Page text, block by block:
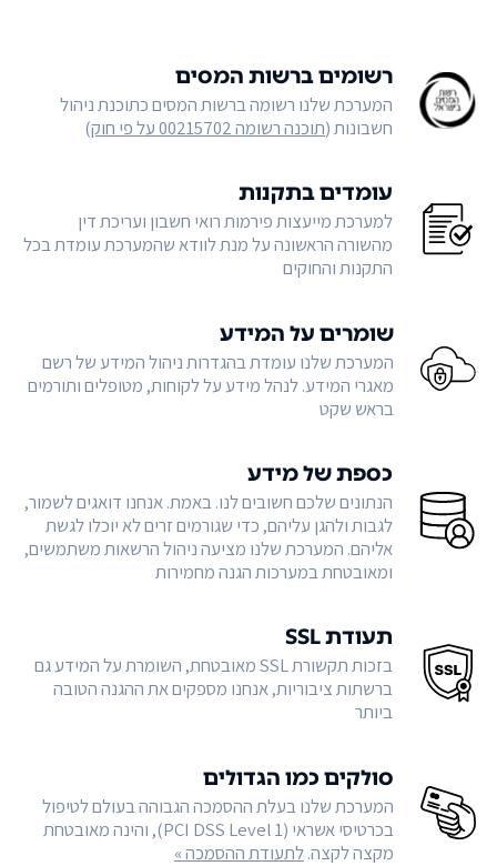
רשומים ברשות המסים
המערכת שלנו רשומה ברשות המסים כתוכנת ניהול
חשבונות (תוכנה רשומה 00215702 על פי חוק )
עומדים בתקנות
למערכת מייעצות פירמות רואי חשבון ועריכת דין
מהשורה הראשונה על מנת לוודא שהמערכת עומדת בכל
התקנות והחוקים
שומרים על המידע
המערכת שלנו עומדת בהגדרות ניהול המידע של רשם
מאגרי המידע. לנהל מידע על לקוחות, מטופלים ותורמים
בראש שקט
כספת של מידע
הנתונים שלכם חשובים לנו. באמת. אנחנו דואגים לשמור,
לגבות ולהגן עליהם, כדי שגורמים זרים לא יוכלו לגשת
אליהם. המערכת שלנו מציעה ניהול הרשאות משתמשים,
ומאובטחת במערכות הגנה מחמירות
תעודת SSL
בזכות תקשורת SSL מאובטחת, השומרת על המידע גם
ברשתות ציבוריות, אנחנו מספקים את ההגנה הטובה
ביותר
סולקים כמו הגדולים
המערכת שלנו בעלת ההסמכה הגבוהה בעולם לטיפול
בכרטיסי אשראי (PCI DSS Level 1), והינה מאובטחת
מקצה לקצה.לתעודת ההסמכה »